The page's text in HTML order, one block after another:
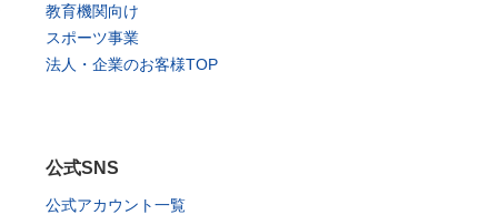
教育機関向け
スポーツ事業
法人・企業のお客様TOP
公式SNS
公式アカウント一覧